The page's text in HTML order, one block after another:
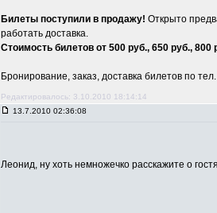
Билеты поступили в продажу! Открыто
работать доставка.
Стоимость билетов от 500 руб., 650 руб., 800
Бронирование, заказ, доставка билетов по
Редактировалось: 3.10.2010 18:14:14
13.7.2010 02:36:08
Леонид, ну хоть немножечко расскажите о